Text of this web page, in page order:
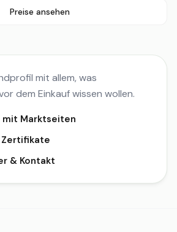
Preise ansehen
mit allem, was
dem Einkauf wissen wollen.
mit Marktseiten
& Kontakt